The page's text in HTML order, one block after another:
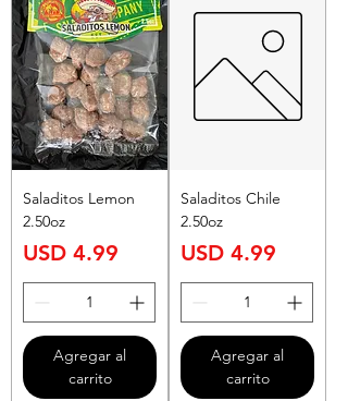
Saladitos Lemon
2.50oz
Precio
USD 4.99
Agregar al
carrito
Saladitos Chile
2.50oz
Precio
USD 4.99
Agregar al
carrito